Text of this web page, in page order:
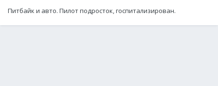
Питбайк и авто. Пилот подросток, госпитализирован.